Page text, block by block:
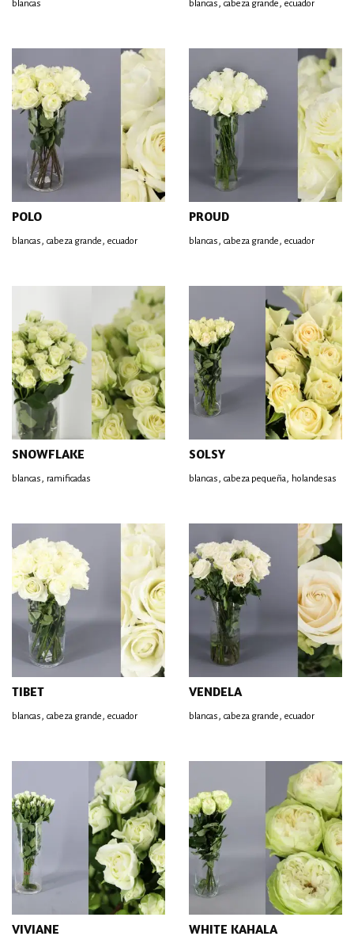
blancas blancas cabeza grande ecuador
POLO
blancas, cabeza grande, ecuador
PROUD
blancas, cabeza grande, ecuador
SNOWFLAKE
blancas, ramificadas
SOLSY
blancas, cabeza pequeña, holandesas
TIBET
blancas, cabeza grande, ecuador
VENDELA
blancas, cabeza grande, ecuador
VIVIANE WHITE KAHALA